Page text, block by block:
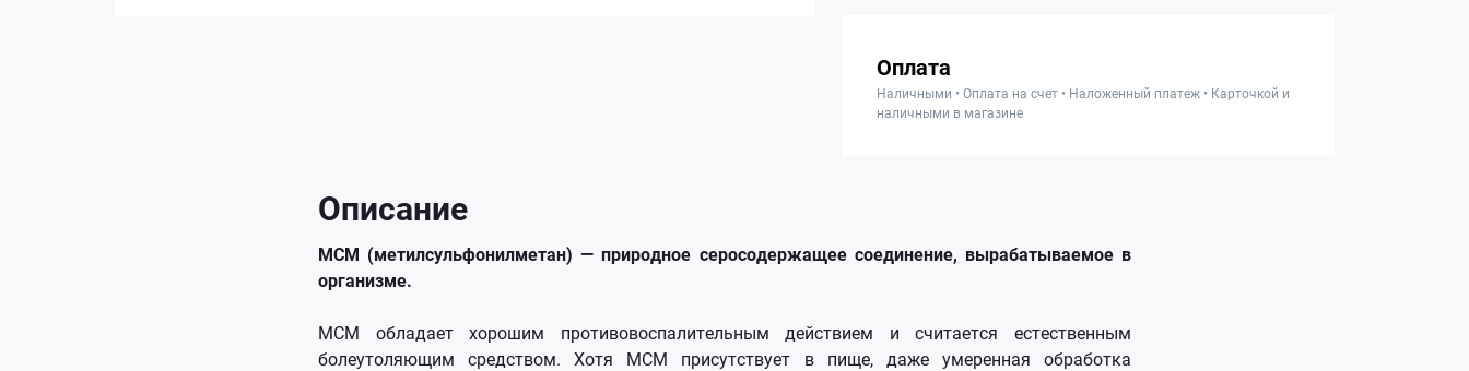
Оплата
Наличными • Оплата на счет • Наложенный платеж • Карточкой и
наличными в магазине
Описание
МСМ (метилсульфонилметан) — природное серосодержащее соединение, вырабатываемое в
организме.
МСМ обладает хорошим противовоспалительным действием и считается естественным
болеутоляющим средством. Хотя МСМ присутствует в пище, даже умеренная обработка